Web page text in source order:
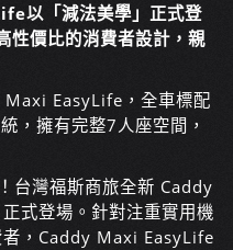
以「減法美學」正式登
性價比的消費者設計，親
EasyLife，全車標配
，擁有完整7人座空間，
台灣福斯商旅全新 Caddy
式登場。針對注重實用機
者，Caddy Maxi EasyLife